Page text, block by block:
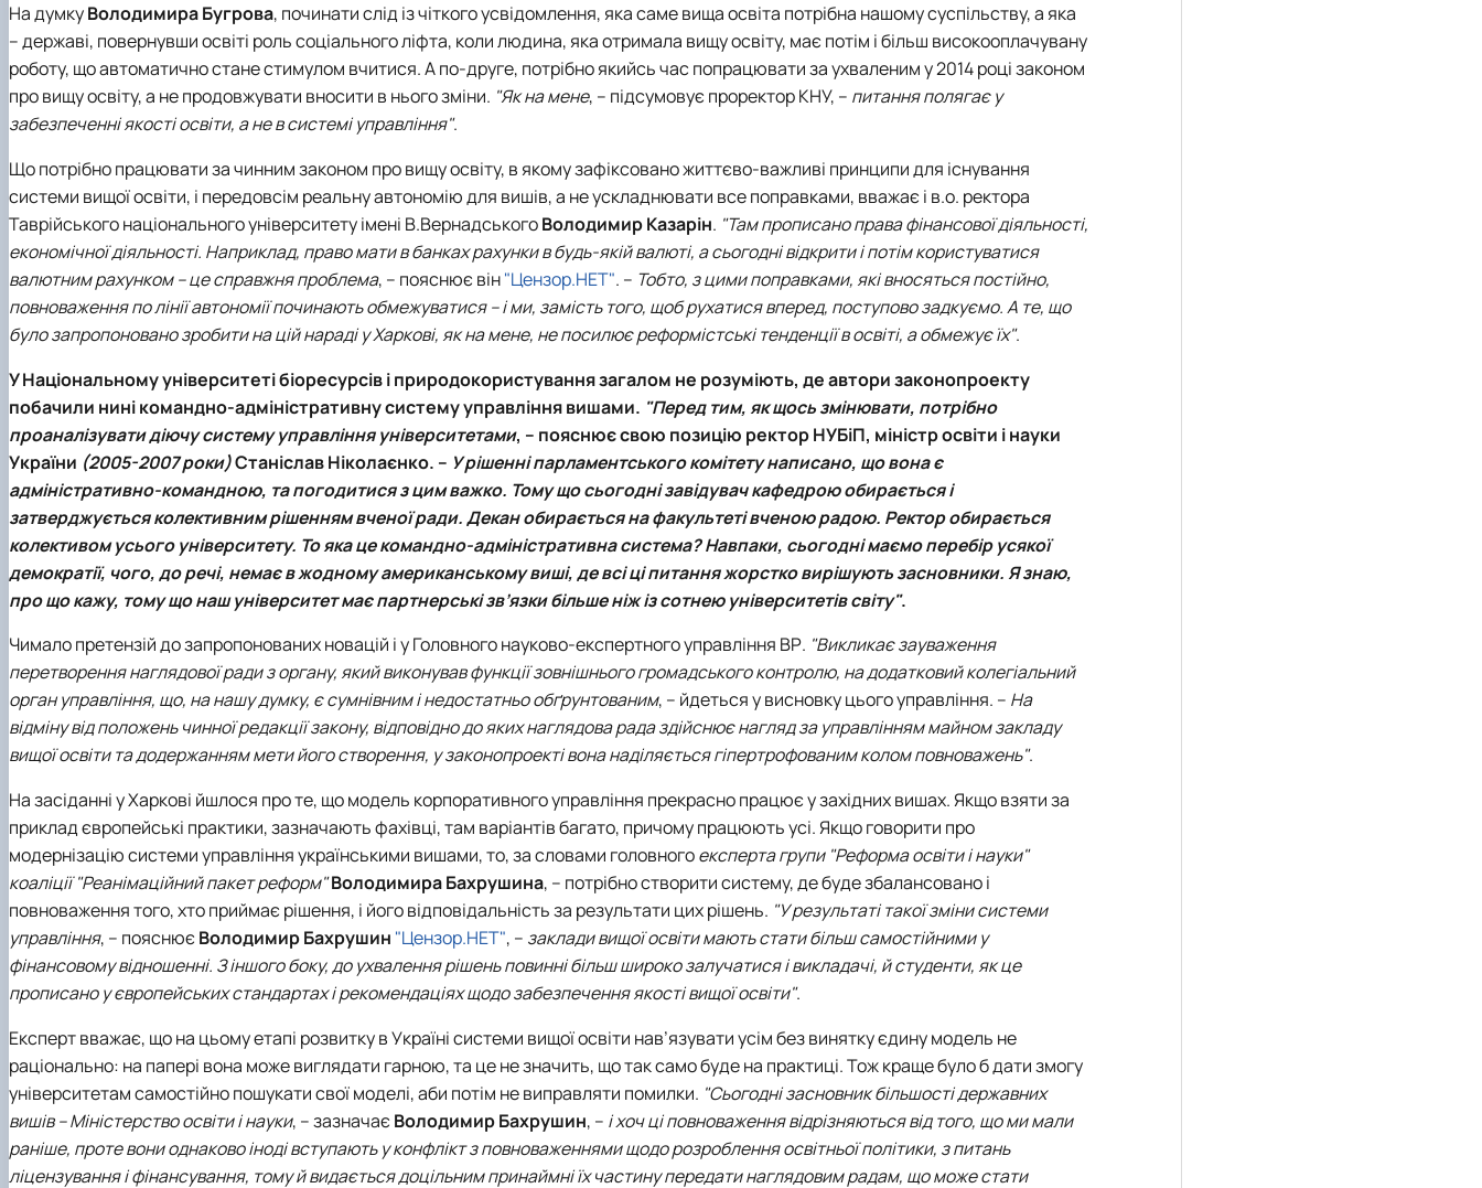
На думкуВолодимира Бугрова, починати слід із чіткого усвідомлення, яка саме вища освіта потрібна нашому суспільству, а яка
– державі, повернувши освіті роль соціального ліфта, коли людина, яка отримала вищу освіту, має потім і більш високооплачувану
роботу, що автоматично стане стимулом вчитися. А по-друге, потрібно якийсь час попрацювати за ухваленим у 2014 році законом
про вищу освіту, а не продовжувати вносити в нього зміни. "Як на мене, – підсумовує проректорКНУ, – питання полягає у
забезпеченні якості освіти, а не в системі управління".
Що потрібно працювати за чинним законом про вищу освіту, в якому зафіксовано життєво-важливі принципи для існування
системи вищої освіти, і передовсім реальну автономію для вишів, а не ускладнювати все поправками, вважає і в.о. ректора
Таврійського національного університету імені В.ВернадськогоВолодимир Казарін. "Там прописано права фінансової діяльності,
економічної діяльності. Наприклад, право мати в банках рахунки в будь-якій валюті, а сьогодні відкрити і потім користуватися
валютним рахунком – це справжня проблема, – пояснює він"Цензор.НЕТ". – Тобто, з цими поправками, які вносяться постійно,
повноваження по лінії автономії починають обмежуватися – і ми, замість того, щоб рухатися вперед, поступово задкуємо. А те, що
було запропоновано зробити на цій нараді у Харкові, як на мене, не посилює реформістські тенденції в освіті, а обмежує їх".
УНаціональному університеті біоресурсів і природокористуваннязагалом не розуміють, де автори законопроекту
побачили нині командно-адміністративну систему управління вишами. "Перед тим, як щось змінювати, потрібно
проаналізувати діючу систему управління університетами, – пояснює свою позицію ректорНУБіП, міністр освіти і науки
України (2005-2007 роки)Станіслав Ніколаєнко. – У рішенні парламентського комітету написано, що вона є
адміністративно-командною, та погодитися з цим важко. Тому що сьогодні завідувач кафедрою обирається і
затверджується колективним рішенням вченої ради. Декан обирається на факультеті вченою радою. Ректор обирається
колективом усього університету. То яка це командно-адміністративна система? Навпаки, сьогодні маємо перебір усякої
демократії, чого, до речі, немає в жодному американському виші, де всі ці питання жорстко вирішують засновники. Я знаю,
про що кажу, тому що наш університет має партнерські зв’язки більше ніж із сотнею університетів світу".
Чимало претензій до запропонованих новацій і уГоловного науково-експертного управління ВР. "Викликає зауваження
перетворення наглядової ради з органу, який виконував функції зовнішнього громадського контролю, на додатковий колегіальний
орган управління, що, на нашу думку, є сумнівним і недостатньо обґрунтованим, – йдеться у висновку цього управління. – На
відміну від положень чинної редакції закону, відповідно до яких наглядова рада здійснює нагляд за управлінням майном закладу
вищої освіти та додержанням мети його створення, у законопроекті вона наділяється гіпертрофованим колом повноважень".
На засіданні у Харкові йшлося про те, що модель корпоративного управління прекрасно працює у західних вишах. Якщо взяти за
приклад європейські практики, зазначають фахівці, там варіантів багато, причому працюють усі. Якщо говорити про
модернізацію системи управління українськими вишами, то, за словами головногоексперта групи "Реформа освіти і науки"
коаліції "Реанімаційний пакет реформ"Володимира Бахрушина, – потрібно створити систему, де буде збалансовано і
повноваження того, хто приймає рішення, і його відповідальність за результати цих рішень. "У результаті такої зміни системи
управління, – пояснюєВолодимир Бахрушин "Цензор.НЕТ", – заклади вищої освіти мають стати більш самостійними у
фінансовому відношенні. З іншого боку, до ухвалення рішень повинні більш широко залучатися і викладачі, й студенти, як це
прописано у європейських стандартах і рекомендаціях щодо забезпечення якості вищої освіти".
Експерт вважає, що на цьому етапі розвитку в Україні системи вищої освіти нав’язувати усім без винятку єдину модель не
раціонально: на папері вона може виглядати гарною, та це не значить, що так само буде на практиці. Тож краще було б дати змогу
університетам самостійно пошукати свої моделі, аби потім не виправляти помилки. "Сьогодні засновник більшості державних
вишів – Міністерство освіти і науки, – зазначаєВолодимир Бахрушин, – і хоч ці повноваження відрізняються від того, що ми мали
раніше, проте вони однаково іноді вступають у конфлікт з повноваженнями щодо розроблення освітньої політики, з питань
ліцензування і фінансування, тому й видається доцільним принаймні їх частину передати наглядовим радам, що може стати